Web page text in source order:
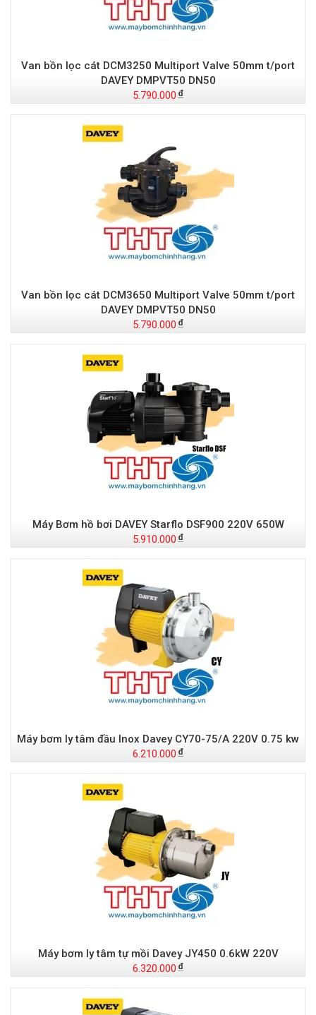
Van bồn lọc cát DCM3250 Multiport Valve 50mm t/port
DAVEY DMPVT50 DN50
5.790.000
Van bồn lọc cát DCM3650 Multiport Valve 50mm t/port
DAVEY DMPVT50 DN50
5.790.000
Máy Bơm hồ bơi DAVEY Starflo DSF900 220V 650W
5.910.000
Máy bơm ly tâm đầu Inox Davey CY70-75/A 220V 0.75 kw
6.210.000
Máy bơm ly tâm tự mồi Davey JY450 0.6kW 220V
6.320.000